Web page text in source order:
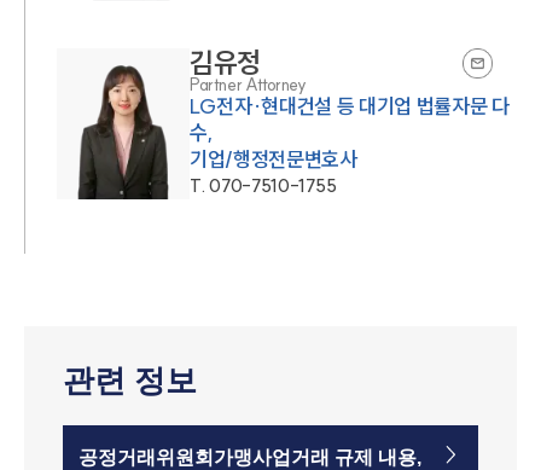
김유정
Partner Attorney
LG전자·현대건설 등 대기업 법률자문 다
수,
기업/행정전문변호사
T.070-7510-1755
관련 정보
공정거래위원회가맹사업거래 규제 내용,